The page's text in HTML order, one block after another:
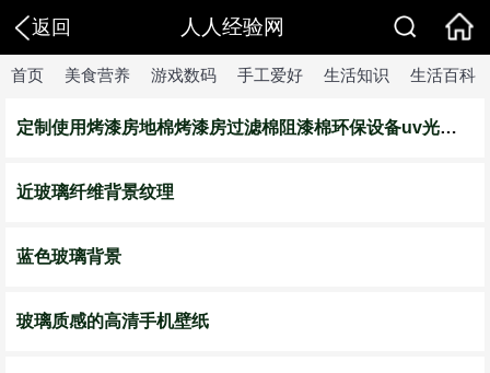
返回 人人经验网
首页 美食营养 游戏数码 手工爱好 生活知识 生活百科
定制使用烤漆房地棉烤漆房过滤棉阻漆棉环保设备uv光氧玻璃纤维棉
近玻璃纤维背景纹理
蓝色玻璃背景
玻璃质感的高清手机壁纸